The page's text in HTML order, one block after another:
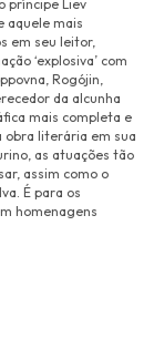
príncipe Liev
aquele mais
em seu leitor,
‘explosiva’ com
Rogójin,
da alcunha
mais completa e
obra literária em sua
as atuações tão
assim como o
É para os
homenagens